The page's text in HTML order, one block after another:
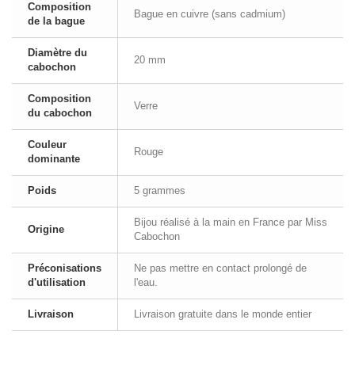
Composition
de la bague
Bague en cuivre (sans cadmium)
Diamètre du
cabochon
20 mm
Composition
du cabochon
Verre
Couleur
dominante
Rouge
Poids 5 grammes
Origine
Bijou réalisé à la main en France par Miss
Cabochon
Préconisations
d'utilisation
Ne pas mettre en contact prolongé de
l'eau.
Livraison Livraison gratuite dans le monde entier